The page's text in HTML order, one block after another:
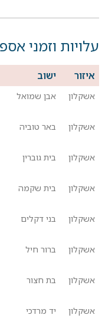
עלויות וזמני
איזור ישוב
אשקלון אבן שמואל
אשקלון באר טוביה
אשקלון בית גוברין
אשקלון בית שקמה
אשקלון בני דקלים
אשקלון ברור חיל
אשקלון בת חצור
אשקלון יד מרדכי